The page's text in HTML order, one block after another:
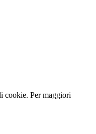
cookie. Per maggiori